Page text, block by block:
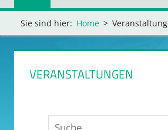
Sie sind hier: Home
VERANSTALTUNGEN
Suche